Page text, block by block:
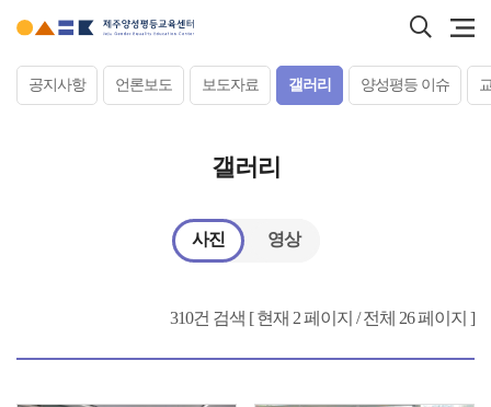
바로가기
검색
서브컨텐츠
공지사항 언론보도 보도자료 갤러리 양성평등 이슈
갤러리
사진 영상
310건 검색 [ 현재 2 페이지 / 전체 26 페이지 ]